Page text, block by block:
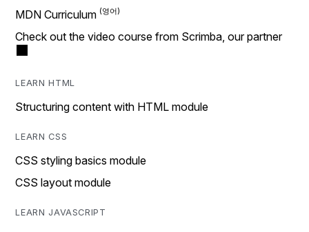
MDN Curriculum
Check out the video course from Scrimba, our partner
LEARN HTML
Structuring content with HTML module
LEARN CSS
CSS styling basics module
CSS layout module
LEARN JAVASCRIPT